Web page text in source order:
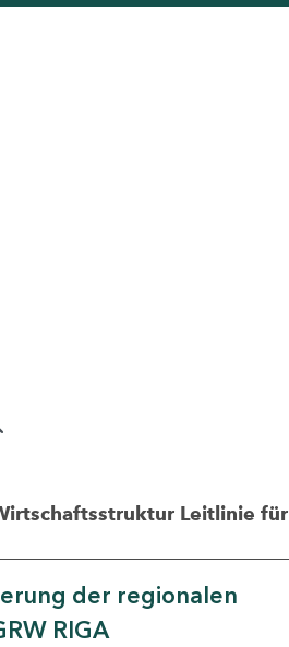
Leitlinie für
der regionalen
RIGA